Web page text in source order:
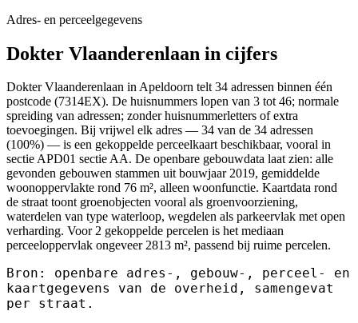
Adres- en perceelgegevens
Dokter Vlaanderenlaan in cijfers
Dokter Vlaanderenlaan in Apeldoorn telt 34 adressen binnen één
postcode (7314EX). De huisnummers lopen van 3 tot 46; normale
spreiding van adressen; zonder huisnummerletters of extra
toevoegingen. Bij vrijwel elk adres — 34 van de 34 adressen
(100%) — is een gekoppelde perceelkaart beschikbaar, vooral in
sectie APD01 sectie AA. De openbare gebouwdata laat zien: alle
gevonden gebouwen stammen uit bouwjaar 2019, gemiddelde
woonoppervlakte rond 76 m², alleen woonfunctie. Kaartdata rond
de straat toont groenobjecten vooral als groenvoorziening,
waterdelen van type waterloop, wegdelen als parkeervlak met open
verharding. Voor 2 gekoppelde percelen is het mediaan
perceeloppervlak ongeveer 2813 m², passend bij ruime percelen.
Bron: openbare adres-, gebouw-, perceel- en
kaartgegevens van de overheid, samengevat
per straat.